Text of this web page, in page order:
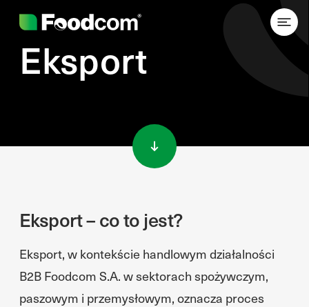
Eksport
Eksport – co to jest?
Eksport, w kontekście handlowym działalności
B2B Foodcom S.A. w sektorach spożywczym,
paszowym i przemysłowym, oznacza proces